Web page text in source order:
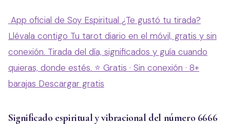
App oficial de Soy Espiritual ¿Te gustó tu tirada?
Llévala contigo Tu tarot diario en el móvil, gratis y sin
conexión. Tirada del día, significados y guía cuando
quieras, donde estés. ⭐ Gratis · Sin conexión · 8+
barajas Descargar gratis
Significado espiritual y vibracional del número 6666